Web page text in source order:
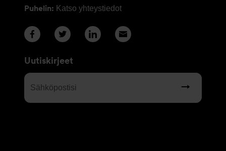
Puhelin: Katso yhteystiedot
Uutiskirjeet
Sähköpostisi
(Required)